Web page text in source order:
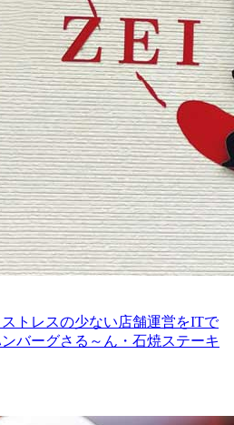
トレスの少ない店舗運営をITで
バーグさる～ん・石焼ステーキ